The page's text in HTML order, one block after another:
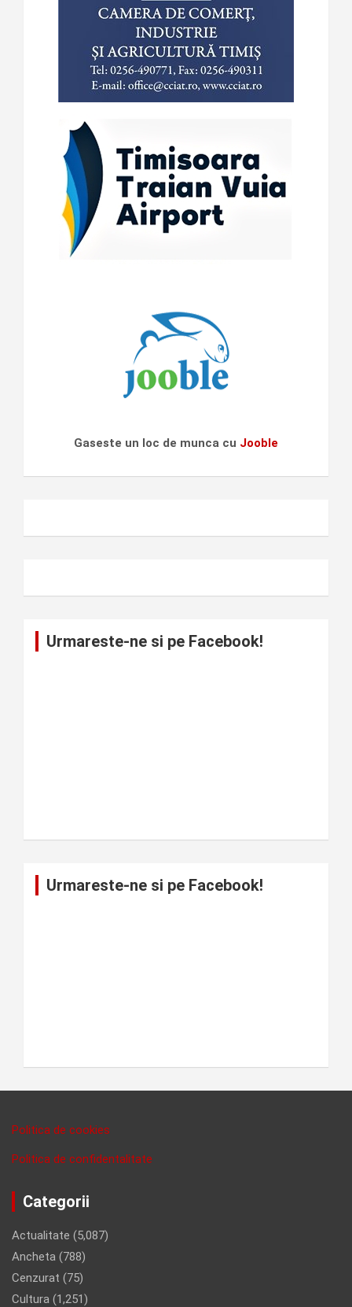
Gaseste un loc de munca cu Jooble
Urmareste-ne si pe Facebook!
Urmareste-ne si pe Facebook!
Politica de cookies
Politica de confidentalitate
Categorii
Actualitate (5,087)
Ancheta (788)
Cenzurat (75)
Cultura (1,251)